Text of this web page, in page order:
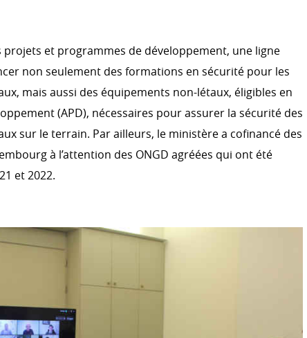
projets et programmes de développement, une ligne
non seulement des formations en sécurité pour les
mais aussi des équipements non-létaux, éligibles en
(APD), nécessaires pour assurer la sécurité des
sur le terrain. Par ailleurs, le ministère a cofinancé des
à l’attention des ONGD agréées qui ont été
et 2022.